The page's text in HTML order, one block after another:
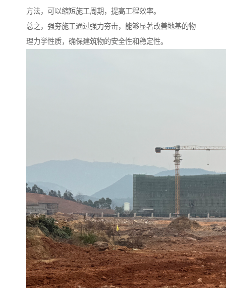
方法，可以缩短施工周期，提高工程效率。
总之，强夯施工通过强力夯击，能够显著改善地基的物
理力学性质，确保建筑物的安全性和稳定性。